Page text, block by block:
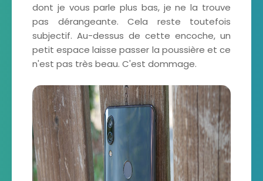
dont je vous parle plus bas, je ne la trouve
pas dérangeante. Cela reste toutefois
subjectif. Au-dessus de cette encoche, un
petit espace laisse passer la poussière et ce
n'est pas très beau. C'est dommage.